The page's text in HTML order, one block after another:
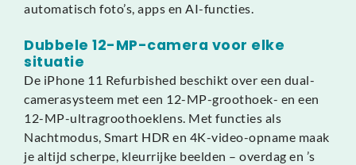
automatisch foto’s, apps en AI-functies.
Dubbele 12-MP-camera voor elke
situatie
De iPhone 11 Refurbished beschikt over een dual-
camerasysteem met een 12-MP-groothoek- en een
12-MP-ultragroothoeklens. Met functies als
Nachtmodus, Smart HDR en 4K-video-opname maak
je altijd scherpe, kleurrijke beelden – overdag en ’s